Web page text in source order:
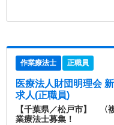
作業療法士 正職員
医療法人財団明理会
求人(正職員)
【千葉県／松戸市】 〈
業療法士募集！